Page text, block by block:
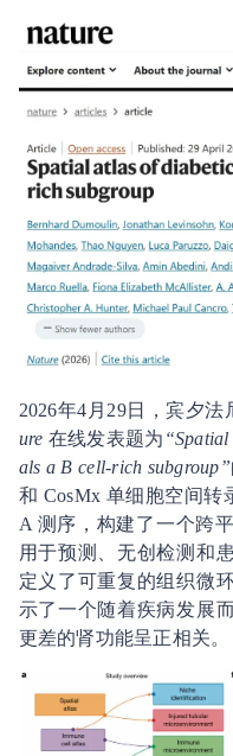
2026年4月29日，宾夕法
ure 在线发表题为
als a B cell-rich subgroup”
和 CosMx 单细胞空间
A 测序，构建了一个跨
用于预测、无创检测和
定义了可重复的组织微
示了一个随着疾病发展
更差的肾功能呈正相关。